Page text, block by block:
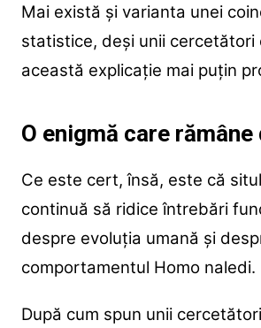
Mai există și varianta unei
statistice, deși unii cercetători
această explicație mai puțin
O enigmă care
Ce este cert, însă, este că
continuă să ridice întrebări
despre evoluția umană și
comportamentul Homo naledi.
După cum spun unii